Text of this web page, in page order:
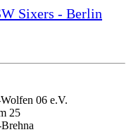
Sixers - Berlin
06 e.V.
25